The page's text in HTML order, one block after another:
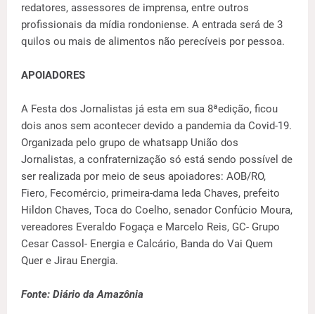
redatores, assessores de imprensa, entre outros
profissionais da mídia rondoniense. A entrada será de 3
quilos ou mais de alimentos não perecíveis por pessoa.
APOIADORES
A Festa dos Jornalistas já esta em sua 8ªedição, ficou
dois anos sem acontecer devido a pandemia da Covid-19.
Organizada pelo grupo de whatsapp União dos
Jornalistas, a confraternização só está sendo possível de
ser realizada por meio de seus apoiadores: AOB/RO,
Fiero, Fecomércio, primeira-dama Ieda Chaves, prefeito
Hildon Chaves, Toca do Coelho, senador Confúcio Moura,
vereadores Everaldo Fogaça e Marcelo Reis, GC- Grupo
Cesar Cassol- Energia e Calcário, Banda do Vai Quem
Quer e Jirau Energia.
Fonte: Diário da Amazônia